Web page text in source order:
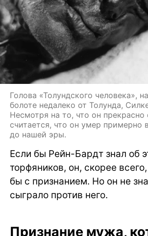
Голова «Толундского человека»,
болоте недалеко от Толунда,
Несмотря на то, что он прекрасно
считается, что он умер примерно
до нашей эры.
Если бы Рейн-Бардт знал об
торфяников, он, скорее
бы с признанием. Но он не
сыграло против него.
Признание мужа,